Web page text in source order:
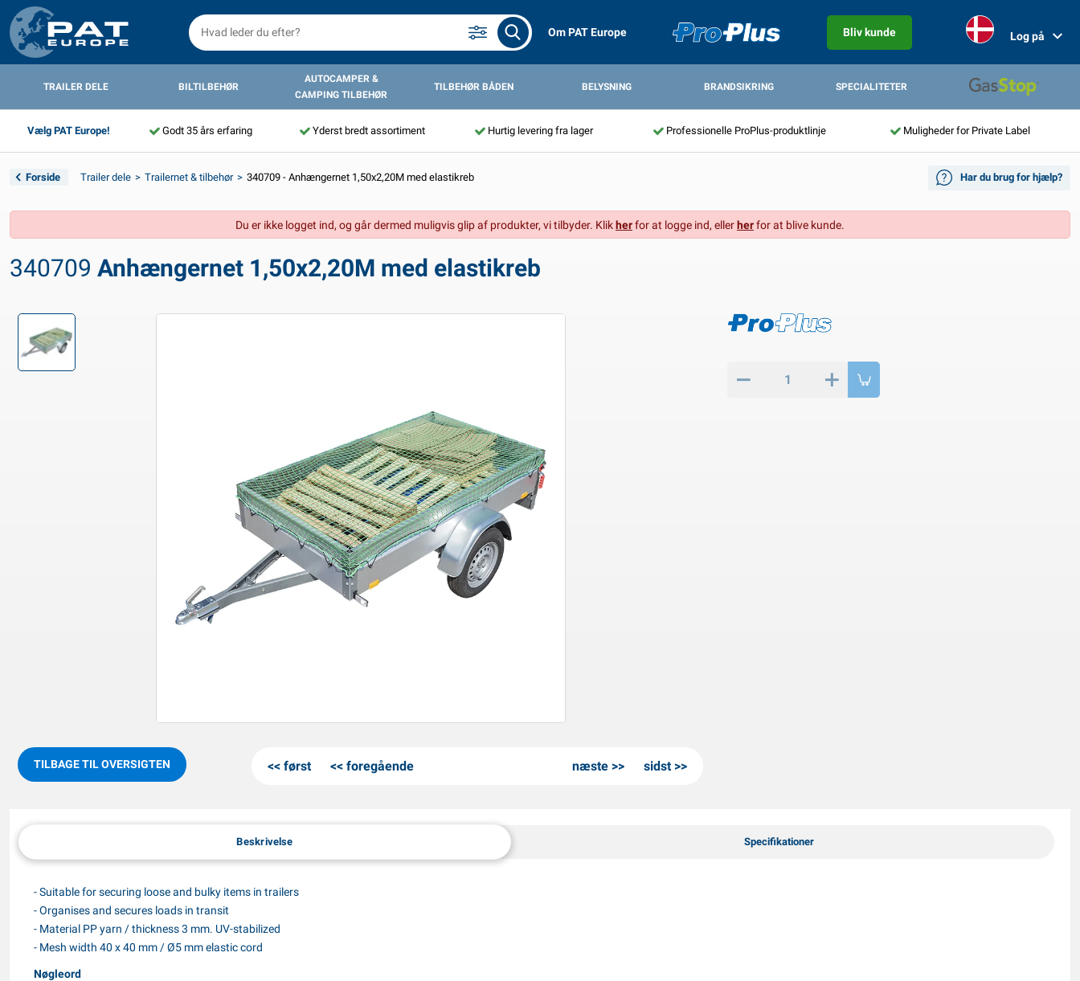
Om PAT Europe Bliv kunde Log på
TRAILER DELE BILTILBEHØR
AUTOCAMPER &
CAMPING TILBEHØR
TILBEHØR BÅDEN BELYSNING BRANDSIKRING SPECIALITETER
Vælg PAT Europe! Godt 35 års erfaring Yderst bredt assortiment Hurtig levering fra lager Professionelle ProPlus-produktlinje Muligheder for Private Label
Forside Trailer dele Trailernet & tilbehør 340709 - Anhængernet 1,50x2,20M med elastikreb Har du brug for hjælp?
Du er ikke logget ind, og går dermed muligvis glip af produkter, vi tilbyder. Klikherfor at logge ind, ellerherfor at blive kunde.
340709 Anhængernet 1,50x2,20M med elastikreb
TILBAGE TIL OVERSIGTEN først foregående næste sidst
Beskrivelse Specifikationer
- Suitable for securing loose and bulky items in trailers
- Organises and secures loads in transit
- Material PP yarn / thickness 3 mm. UV-stabilized
- Mesh width 40 x 40 mm / Ø5 mm elastic cord
Nøgleord